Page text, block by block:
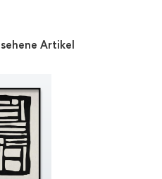
Artikel